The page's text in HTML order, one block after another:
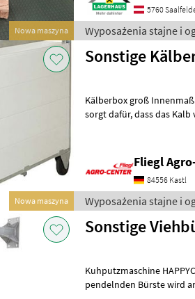
Nowa maszyna
5760
Wyposażenia stajne i
Nowa maszyna
Sonstige
Kälberbox groß Innenmaß: 160 x
sorgt dafür, dass das Kalb viel frische Luft erhält, aber keiner Zugluft
Fliegl
84556 Kastl
Wyposażenia stajne i
Sonstige
Kuhputzmaschine HAPPYCOW
pendelnden Bürste wird